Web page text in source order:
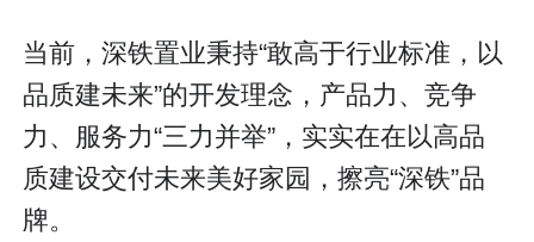
当前，深铁置业秉持“敢高于行业标准，以
品质建未来”的开发理念，产品力、竞争
力、服务力“三力并举”，实实在在以高品
质建设交付未来美好家园，擦亮“深铁”品
牌。